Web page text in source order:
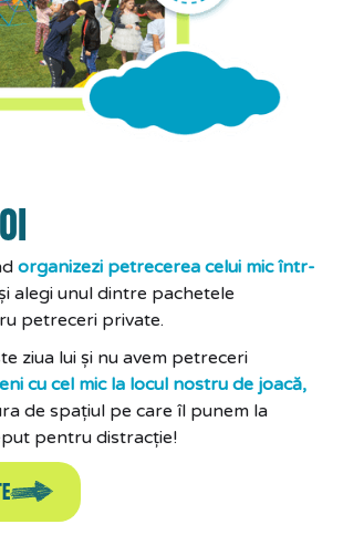
organizezi petrecerea celui mic într-
alegi unul dintre pachetele
petreceri private.
ziua lui și nu avem petreceri
cu cel mic la locul nostru de joacă,
de spațiul pe care îl punem la
pentru distracție!